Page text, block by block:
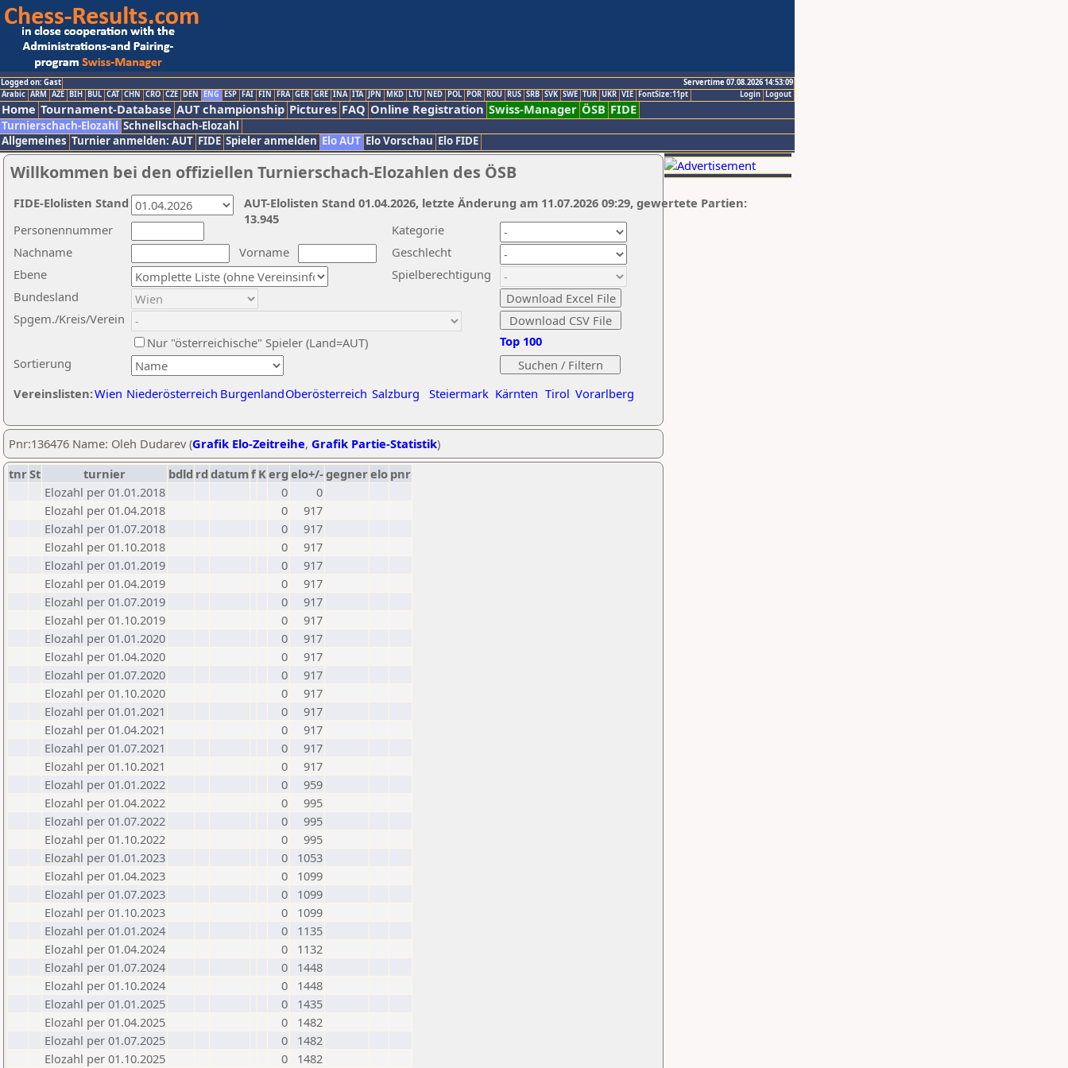
Logged on: Gast
Servertime 07.08.2026 14:53:09
Logout
Login
Arabic ARM AZE BIH BUL CAT CHN CRO CZE DEN ENG ESP FAI FIN FRA GER GRE INA ITA JPN MKD LTU NED POL POR ROU RUS SRB SVK SWE TUR UKR VIE FontSize:11pt
Home Tournament-Database AUT championship Pictures FAQ Online Registration Swiss-Manager ÖSB FIDE
Turnierschach-Elozahl Schnellschach-Elozahl
Allgemeines Turnier anmelden: AUT FIDE Spieler anmelden Elo AUT Elo Vorschau Elo FIDE
Willkommen bei den offiziellen Turnierschach-Elozahlen des ÖSB
Nachname
Vorname
Ebene
Kategorie
Sortierung
Personennummer
Bundesland
Spgem./Kreis/Verein
Geschlecht
Nur "österreichische" Spieler (Land=AUT)
Spielberechtigung
Vereinslisten:Wien Niederösterreich BurgenlandOberösterreich Salzburg Steiermark Kärnten Tirol Vorarlberg
Top 100
AUT-Elolisten Stand 01.04.2026, letzte Änderung am 11.07.2026 09:29, gewertete Partien:
13.945
FIDE-Elolisten Stand
Pnr:136476 Name: Oleh Dudarev (Grafik Elo-Zeitreihe, Grafik Partie-Statistik)
tnrSt turnier bdld rd datumf Kerg elo+/-gegnerelo pnr
Elozahl per 01.01.2018
0
0
Elozahl per 01.04.2018
0
917
Elozahl per 01.07.2018
0
917
Elozahl per 01.10.2018
0
917
Elozahl per 01.01.2019
0
917
Elozahl per 01.04.2019
0
917
Elozahl per 01.07.2019
0
917
Elozahl per 01.10.2019
0
917
Elozahl per 01.01.2020
0
917
Elozahl per 01.04.2020
0
917
Elozahl per 01.07.2020
0
917
Elozahl per 01.10.2020
0
917
Elozahl per 01.01.2021
0
917
Elozahl per 01.04.2021
0
917
Elozahl per 01.07.2021
0
917
Elozahl per 01.10.2021
0
917
Elozahl per 01.01.2022
0
959
Elozahl per 01.04.2022
0
995
Elozahl per 01.07.2022
0
995
Elozahl per 01.10.2022
0
995
Elozahl per 01.01.2023
0
1053
Elozahl per 01.04.2023
0
1099
Elozahl per 01.07.2023
0
1099
Elozahl per 01.10.2023
0
1099
Elozahl per 01.01.2024
0
1135
Elozahl per 01.04.2024
0
1132
Elozahl per 01.07.2024
0
1448
Elozahl per 01.10.2024
0
1448
Elozahl per 01.01.2025
0
1435
Elozahl per 01.04.2025
0
1482
Elozahl per 01.07.2025
0
1482
Elozahl per 01.10.2025
0 1482